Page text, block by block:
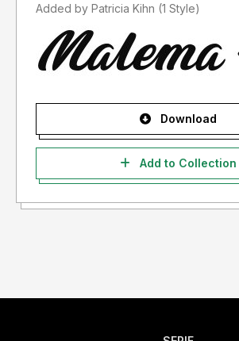
Added by Patricia Kihn (1 Style)
Download
Add to Collection